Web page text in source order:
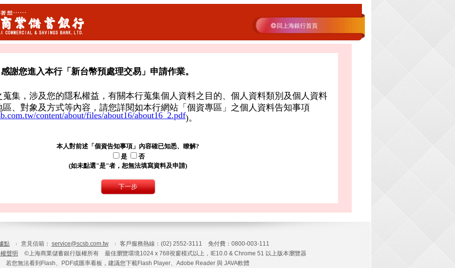
回上海銀行首頁
謝您進入本行「新台幣預處理交易」申請作業。
蒐集，涉及您的隱私權益，有關本行蒐集個人資料之目的、個人資料類別及個人資料
區、對象及方式等內容，請您詳閱如本行網站「個資專區」之個人資料告知事項
content/about/files/about16/about16_2.pdf)。
本人對前述「個資告知事項」內容確已知悉、瞭解?
是
否
(如未點選"是"者，恕無法填寫資料及申請)
下一步
點 意見信箱： service@scsb.com.tw
客戶服務熱線：(02) 2552-3111 免付費：0800-003-111
聲明
©上海商業儲蓄銀行版權所有 最佳瀏覽環境1024 x 768視窗模式以上，IE10.0 & Chrome 51 以上版本瀏覽器
若您無法看到Flash、PDF或匯率看板，建議您下載Flash Player、Adobe Reader 與 JAVA軟體